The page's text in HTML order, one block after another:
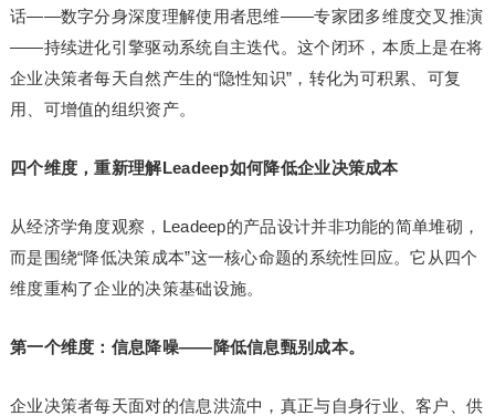
话——数字分身深度理解使用者思维——专家团多维度交叉推演
——持续进化引擎驱动系统自主迭代。这个闭环，本质上是在将
企业决策者每天自然产生的“隐性知识”，转化为可积累、可复
用、可增值的组织资产。
四个维度，重新理解Leadeep如何降低企业决策成本
从经济学角度观察，Leadeep的产品设计并非功能的简单堆砌，
而是围绕“降低决策成本”这一核心命题的系统性回应。它从四个
维度重构了企业的决策基础设施。
第一个维度：信息降噪——降低信息甄别成本。
企业决策者每天面对的信息洪流中，真正与自身行业、客户、供